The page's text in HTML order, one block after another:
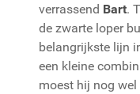
verrassend Bart.
de zwarte loper
belangrijkste lijn
een kleine
moest hij nog wel